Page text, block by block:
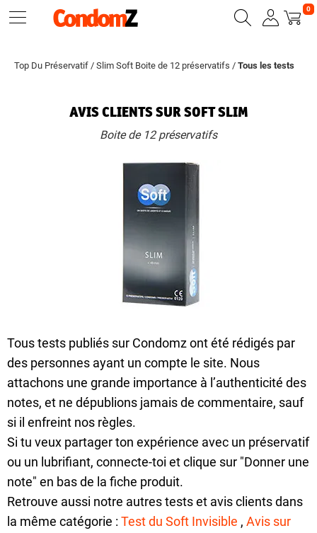
0
Top Du Préservatif / Slim Soft Boite de 12 préservatifs / Tous les tests
AVIS CLIENTS SUR SOFT SLIM
Boite de 12 préservatifs
Tous tests publiés sur Condomz ont été rédigés par
des personnes ayant un compte le site. Nous
attachons une grande importance à l’authenticité des
notes, et ne dépublions jamais de commentaire, sauf
si il enfreint nos règles.
Si tu veux partager ton expérience avec un préservatif
ou un lubrifiant, connecte-toi et clique sur "Donner une
note" en bas de la fiche produit.
Retrouve aussi notre autres tests et avis clients dans
la même catégorie : Test du Soft Invisible , Avis sur